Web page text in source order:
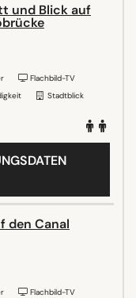
und Blick auf
Flachbild-TV
Stadtblick
den Canal
Flachbild-TV